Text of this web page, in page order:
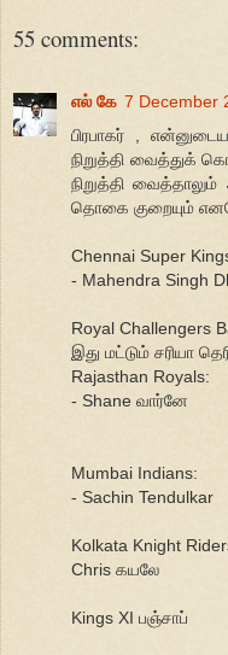
55 comments:
எல் கே 7 December
பிரபாகர் ,
நிறுத்தி வைத்துக்
நிறுத்தி
தொகை குறையும்
Chennai Super
- Mahendra Singh
Royal Challengers
இது மட்டும் சரியா
Rajasthan Royals:
- Shane வார்னே
Mumbai Indians:
- Sachin Tendulkar
Kolkata Knight
Chris கயலே
Kings XI பஞ்சாப்